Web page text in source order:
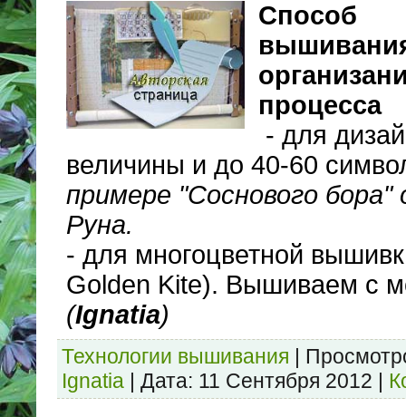
Способ
процесса
- для
величины и до 40-60
примере "Соснового
Руна.
- для многоцветной
Golden Kite). Вышиваем с
(Ignatia)
Технологии вышивания |
Ignatia | Дата: 11 Сентября 2012 |